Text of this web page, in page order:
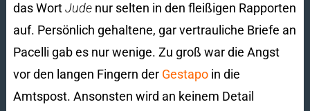
das WortJudenur selten in den fleißigen Rapporten
auf. Persönlich gehaltene, gar vertrauliche Briefe an
Pacelli gab es nur wenige. Zu groß war die Angst
vor den langen Fingern der Gestapoin die
Amtspost. Ansonsten wird an keinem Detail